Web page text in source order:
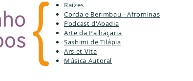
Raízes
Corda e Berimbau - Afrominas
Podcast d'Abadia
Arte da Palhaçaria
Sashimi de Tilápia
Ars et Vita
Música Autoral